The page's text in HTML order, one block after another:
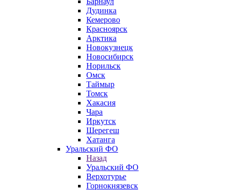
Дудинка
Кемерово
Красноярск
Арктика
Новокузнецк
Новосибирск
Норильск
Омск
Таймыр
Томск
Хакасия
Чара
Иркутск
Шерегеш
Хатанга
Уральский ФО
Назад
Уральский ФО
Верхотурье
Горнокнязевск